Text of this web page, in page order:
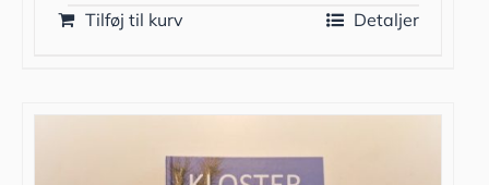
5.00
ud af 5
Tilføj til kurv Detaljer